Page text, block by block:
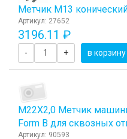
Метчик M13
Артикул: 27652
3196.11 ₽
- + в корзину
М22Х2,0 Метчик
Form B для сквозных
Артикул: 90593